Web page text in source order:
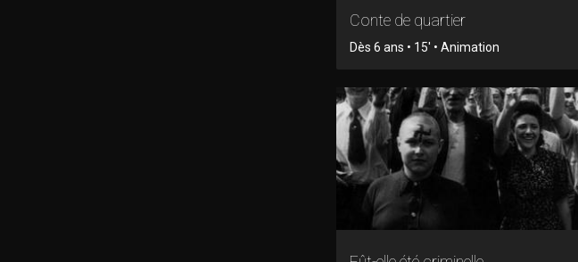
Conte de quartier
Dès 6 ans • 15' • Animation